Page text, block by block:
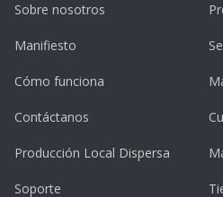
Sobre nosotros
Manifiesto
Cómo funciona
Contáctanos
Producción Local Dispersa
Soporte